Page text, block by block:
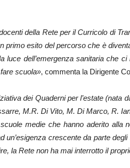
della Rete per il Curricolo di
primo esito del percorso che è
luce dell’emergenza sanitaria che
scuola», commenta la Dirigente
dei Quaderni per l’estate (nata
M.R. Di Vito, M. Di Marco, R.
medie che hanno aderito alla
un’esigenza crescente da parte
la Rete non ha mai interrotto il